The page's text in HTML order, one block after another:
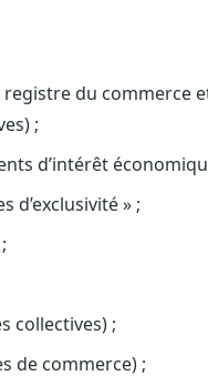
du commerce
;
d’intérêt
d’exclusivité » ;
collectives) ;
de commerce) ;